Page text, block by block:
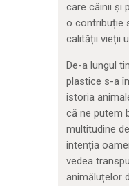
care câinii și
o contribuție
calității vieții
De-a lungul
plastice s-a
istoria
că ne putem
multitudine
intenția
vedea
animăluțelor